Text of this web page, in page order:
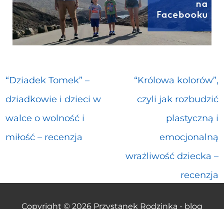
“Dziadek Tomek” –
dziadkowie i dzieci w
walce o wolność i
miłość – recenzja
“Królowa kolorów”,
czyli jak rozbudzić
plastyczną i
emocjonalną
wrażliwość dziecka –
recenzja
Copyright © 2026 Przystanek Rodzinka - blog